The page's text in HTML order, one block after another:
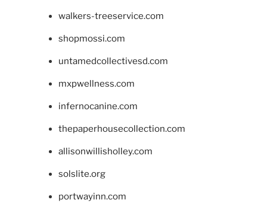
walkers-treeservice.com
shopmossi.com
untamedcollectivesd.com
mxpwellness.com
infernocanine.com
thepaperhousecollection.com
allisonwillisholley.com
solslite.org
portwayinn.com